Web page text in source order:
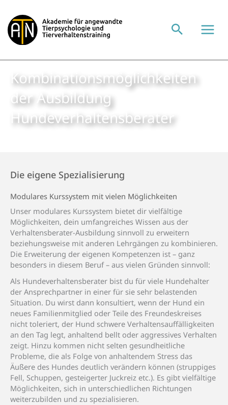
Inhalt
springen
Kombi­nations­möglich­keiten
der Ausbildung
Hundeverhaltensberater
Die eigene Spezialisierung
Modulares Kurssystem mit vielen Möglichkeiten
Unser modulares Kurssystem bietet dir vielfältige
Möglichkeiten, dein umfangreiches Wissen aus der
Verhaltensberater-Ausbildung sinnvoll zu erweitern
beziehungsweise mit anderen Lehrgängen zu kombinieren.
Die Erweiterung der eigenen Kompetenzen ist – ganz
besonders in diesem Beruf – aus vielen Gründen sinnvoll:
Als Hundeverhaltensberater bist du für viele Hundehalter
der Ansprechpartner in einer für sie sehr belastenden
Situation. Du wirst dann konsultiert, wenn der Hund ein
neues Familienmitglied oder Teile des Freundeskreises
nicht toleriert, der Hund schwere Verhaltensauffälligkeiten
an den Tag legt, anhaltend bellt oder aggressives Verhalten
zeigt. Hinzu kommen nicht selten gesundheitliche
Probleme, die als Folge von anhaltendem Stress das
Äußere des Hundes deutlich verändern können (struppiges
Fell, Schuppen, gesteigerter Juckreiz etc.). Es gibt vielfältige
Möglichkeiten, sich in unterschiedlichen Richtungen
weiterzubilden und zu spezialisieren.